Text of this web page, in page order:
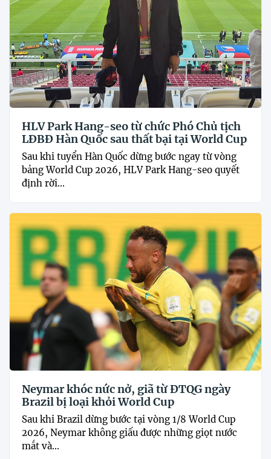
HLV Park Hang-seo từ chức Phó Chủ tịch
LĐBĐ Hàn Quốc sau thất bại tại World Cup
Sau khi tuyển Hàn Quốc dừng bước ngay từ vòng
bảng World Cup 2026, HLV Park Hang-seo quyết
định rời...
Neymar khóc nức nở, giã từ ĐTQG ngày
Brazil bị loại khỏi World Cup
Sau khi Brazil dừng bước tại vòng 1/8 World Cup
2026, Neymar không giấu được những giọt nước
mắt và...